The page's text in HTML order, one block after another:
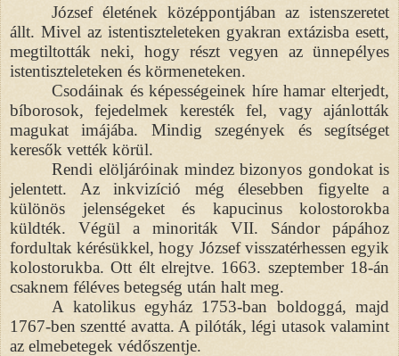
József életének középpontjában az istenszeretet
állt. Mivel az istentiszteleteken gyakran extázisba esett,
megtiltották neki, hogy részt vegyen az ünnepélyes
istentiszteleteken és körmeneteken.
Csodáinak és képességeinek híre hamar elterjedt,
bíborosok, fejedelmek keresték fel, vagy ajánlották
magukat imájába. Mindig szegények és segítséget
keresők vették körül.
Rendi elöljáróinak mindez bizonyos gondokat is
jelentett. Az inkvizíció még élesebben figyelte a
különös jelenségeket és kapucinus kolostorokba
küldték. Végül a minoriták VII. Sándor pápához
fordultak kérésükkel, hogy József visszatérhessen egyik
kolostorukba. Ott élt elrejtve. 1663. szeptember 18-án
csaknem féléves betegség után halt meg.
A katolikus egyház 1753-ban boldoggá, majd
1767-ben szentté avatta. A pilóták, légi utasok valamint
az elmebetegek védőszentje.